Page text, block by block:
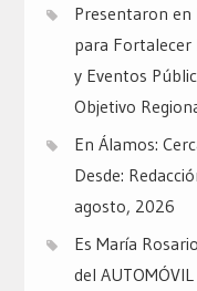
Presentaron en
para Fortalecer
y Eventos
Objetivo
En Álamos:
Desde:
agosto, 2026
Es María
del